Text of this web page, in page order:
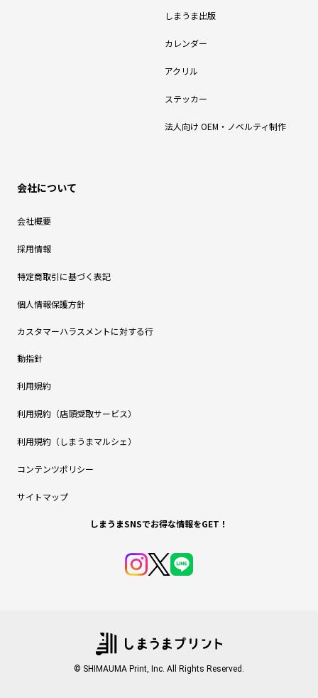
しまうま出版
カレンダー
アクリル
ステッカー
法人向け OEM・ノベルティ制作
会社について
会社概要
採用情報
特定商取引に基づく表記
個人情報保護方針
カスタマーハラスメントに対する行
動指針
利用規約
利用規約（店頭受取サービス）
利用規約（しまうまマルシェ）
コンテンツポリシー
サイトマップ
しまうまSNSでお得な情報をGET！
© SHIMAUMA Print, Inc. All Rights Reserved.